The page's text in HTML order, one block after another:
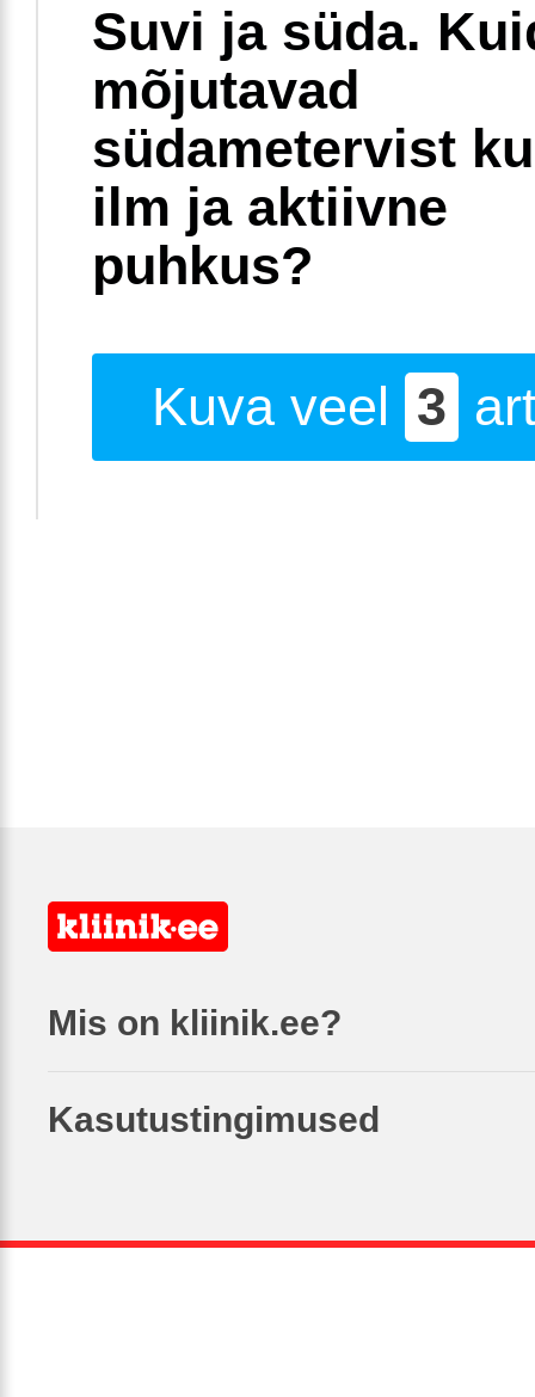
Suvi ja süda.
mõjutavad
südametervist
ilm ja aktiivne
puhkus?
Kuva veel 3
Mis on kliinik.ee?
Kasutustingimused